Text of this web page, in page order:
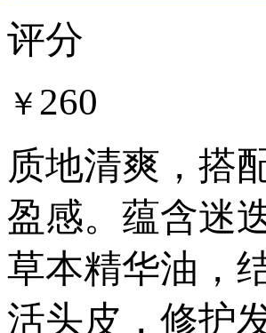
评分
￥ 260
质地清爽，搭
盈感。蕴含迷
草本精华油，
活头皮，修护